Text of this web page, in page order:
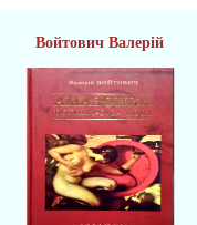
Войтович Валерій